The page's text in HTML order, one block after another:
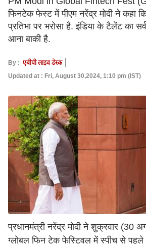
फिनटेक फेस्ट में पीएम नरेंद्र मोदी ने कहा
प्रतिभा पर भरोसा है. इंडिया के टैलेंट का
आना बाकी है.
By : एबीपी लाइव डेस्क
Updated at : Fri, August 30,2024, 1:10 pm (IST)
प्रधानमंत्री नरेंद्र मोदी ने शुक्रवार (30
ग्लोबल फिन टेक फेस्टिवल में स्पीच से